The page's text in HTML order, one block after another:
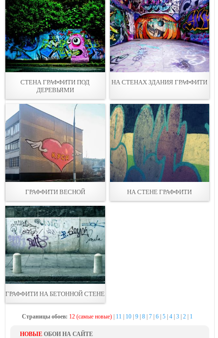
СТЕНА ГРАФФИТИ ПОД
ДЕРЕВЬЯМИ
НА СТEНАХ ЗДАНИЯ ГРАФФИТИ
ГРАФФИТИ ВЕСНОЙ НА СТЕНЕ ГРАФФИТИ
ГРАФФИТИ НА БЕТОННОЙ СТЕНЕ
Страницы обоев: 12 (самые новые) 11 10 9 8 7 6 5 4 3 2 1
НОВЫЕ ОБОИ НА САЙТЕ